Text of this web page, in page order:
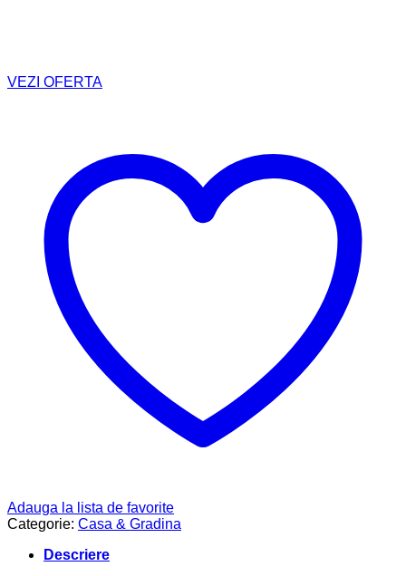
VEZI OFERTA
Adauga la lista de favorite
Categorie: Casa & Gradina
Descriere